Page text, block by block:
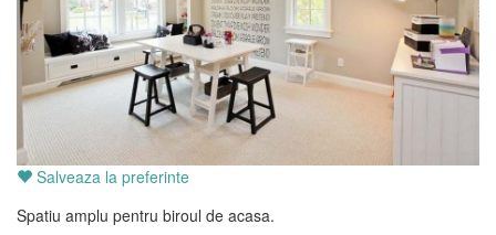
Salveaza la preferinte
Spatiu amplu pentru biroul de acasa.